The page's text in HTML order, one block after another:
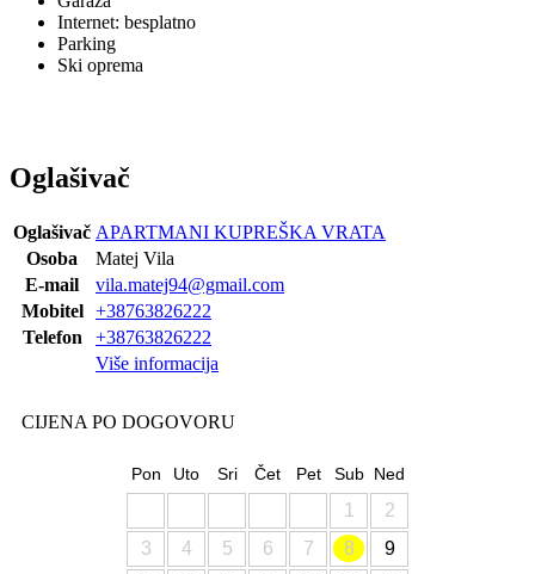
Internet: besplatno
Parking
Ski oprema
Oglašivač
Oglašivač APARTMANI KUPREŠKA VRATA
Osoba
Matej Vila
E-mail
vila.matej94@gmail.com
Mobitel
+38763826222
Telefon
+38763826222
Više informacija
CIJENA PO DOGOVORU